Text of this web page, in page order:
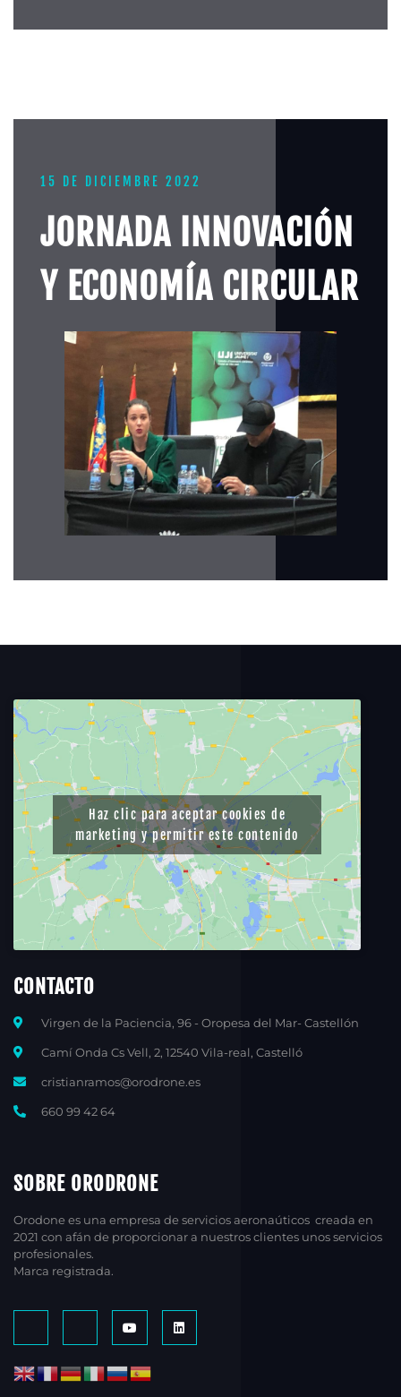
15 DE DICIEMBRE 2022
JORNADA INNOVACIÓN
Y ECONOMÍA CIRCULAR​
SOBRE ORODRONE
Orodone es una empresa de servicios aeronaúticos creada en
2021 con afán de proporcionar a nuestros clientes unos servicios
profesionales.
Marca registrada.
Haz clic para aceptar cookies de
marketing y permitir este contenido
CONTACTO
Virgen de la Paciencia, 96 - Oropesa del Mar- Castellón
Camí Onda Cs Vell, 2, 12540 Vila-real, Castelló
cristianramos@orodrone.es
660 99 42 64